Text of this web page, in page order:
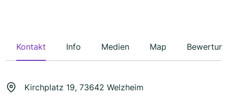
Kontakt Info Medien Map
Kirchplatz 19, 73642 Welzheim